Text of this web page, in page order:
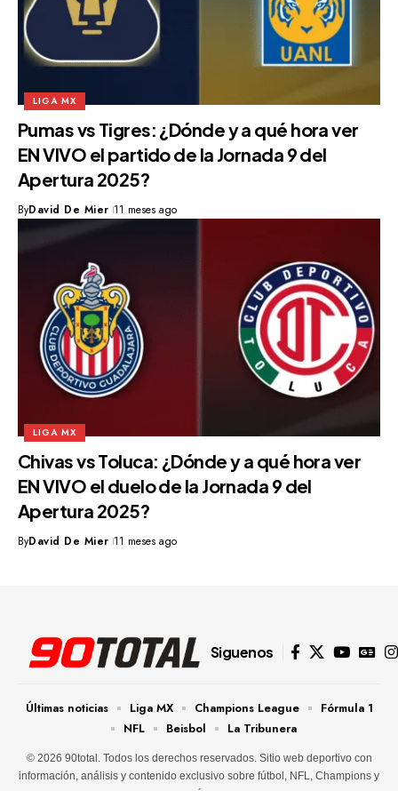
LIGA MX
Pumas vs Tigres: ¿Dónde y a qué hora ver
EN VIVO el partido de la Jornada 9 del
Apertura 2025?
ByDavid De Mier 11 meses ago
LIGA MX
Chivas vs Toluca: ¿Dónde y a qué hora ver
EN VIVO el duelo de la Jornada 9 del
Apertura 2025?
ByDavid De Mier 11 meses ago
Siguenos
© 2026 90total. Todos los derechos reservados. Sitio web deportivo con
información, análisis y contenido exclusivo sobre fútbol, NFL, Champions y
Últimas noticias Liga MX Champions League
Fórmula 1
NFL
Beisbol La Tribunera